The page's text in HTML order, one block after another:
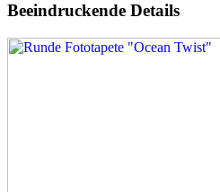
Beeindruckende Details